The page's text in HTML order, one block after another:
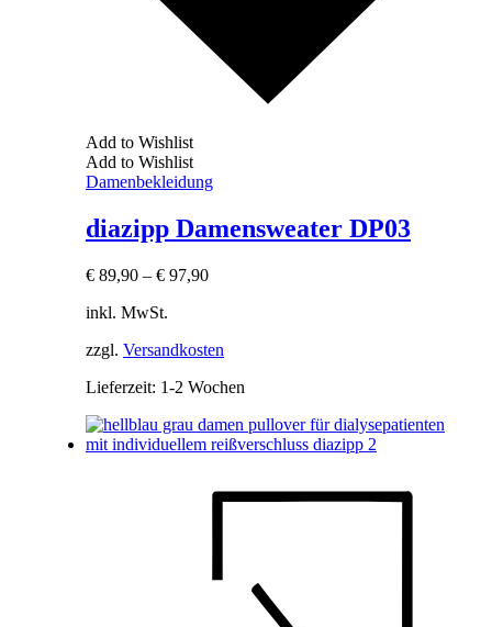
Add to Wishlist
Add to Wishlist
Damenbekleidung
diazipp Damensweater DP03
€ 89,90 – € 97,90
inkl. MwSt.
zzgl. Versandkosten
Lieferzeit: 1-2 Wochen